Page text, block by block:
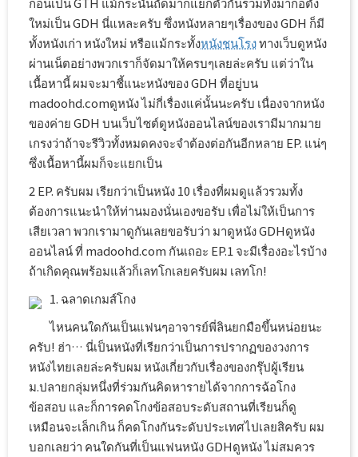
ใหม่เป็น GDH นี่แหละครับ ซึ่งหนังหลายๆเรื่องของ GDH ก็มี
ทั้งหนังเก่า หนังใหม่ หรือแม้กระทั้งหนังชนโรงทางเว็บดูหนัง
ผ่านเน็ตอย่างพวกเราก็จัดมาให้ครบๆเลยล่ะครับ แต่ว่าใน
เนื้อหานี้ ผมจะมาชี้แนะหนังของ GDH ที่อยู่บน
madoohd.comดูหนัง ไม่กี่เรื่องแค่นั้นนะครับ เนื่องจากหนัง
ของค่าย GDH บนเว็บไซต์ดูหนังออนไลน์ของเรามีมากมาย
เกรงว่าถ้าจะรีวิวทั้งหมดคงจะจำต้องต่อกันอีกหลาย EP. แน่ๆ
ซึ่งเนื้อหานี้ผมก็จะแยกเป็น
2 EP. ครับผม เรียกว่าเป็นหนัง 10 เรื่องที่ผมดูแล้วรวมทั้ง
ต้องการแนะนำให้ท่านมองนั่นเองขอรับ เพื่อไม่ให้เป็นการ
เสียเวลา พวกเรามาดูกันเลยขอรับว่า มาดูหนัง GDHดูหนัง
ออนไลน์ ที่ madoohd.com กันเถอะ EP.1 จะมีเรื่องอะไรบ้าง
ถ้าเกิดคุณพร้อมแล้วก็เลทโกเลยครับผม เลทโก!
1. ฉลาดเกมส์โกง
ไหนคนใดกันเป็นแฟนๆอาจารย์พี่ลินยกมือขึ้นหน่อยนะ
ครับ! ฮ่า… นี่เป็นหนังที่เรียกว่าเป็นการปรากฏของวงการ
หนังไทยเลยล่ะครับผม หนังเกี่ยวกับเรื่องของกรุ๊ปผู้เรียน
ม.ปลายกลุ่มหนึ่งที่ร่วมกันคิดหารายได้จากการฉ้อโกง
ข้อสอบ และก็การคดโกงข้อสอบระดับสถานที่เรียนก็ดู
เหมือนจะเล็กเกิน ก็คดโกงกันระดับประเทศไปเลยสิครับ ผม
บอกเลยว่า คนใดกันที่เป็นแฟนหนัง GDHดูหนัง ไม่สมควร